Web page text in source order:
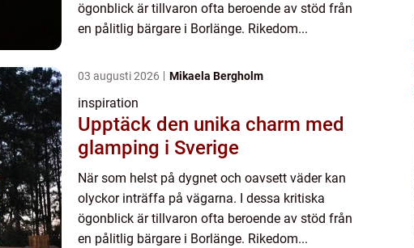
ögonblick är tillvaron ofta beroende av stöd från
en pålitlig bärgare i Borlänge. Rikedom...
03 augusti 2026 Mikaela Bergholm
inspiration
Upptäck den unika charm med
glamping i Sverige
När som helst på dygnet och oavsett väder kan
olyckor inträffa på vägarna. I dessa kritiska
ögonblick är tillvaron ofta beroende av stöd från
en pålitlig bärgare i Borlänge. Rikedom...